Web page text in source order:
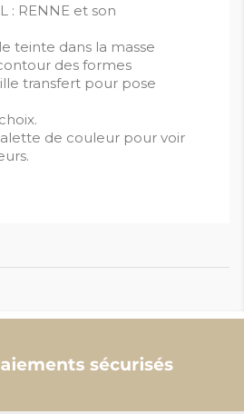
: RENNE et son
teinte dans la masse
des formes
transfert pour pose
de couleur pour voir